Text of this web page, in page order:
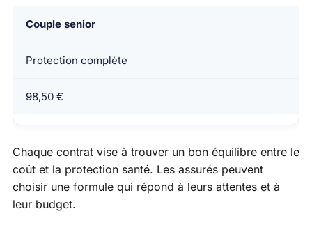
Couple senior
Protection complète
98,50 €
Chaque contrat vise à trouver un bon équilibre entre le
coût et la protection santé. Les assurés peuvent
choisir une formule qui répond à leurs attentes et à
leur budget.